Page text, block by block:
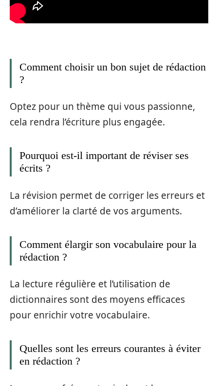
Comment choisir un bon sujet de rédaction
?
Optez pour un thème qui vous passionne,
cela rendra l’écriture plus engagée.
Pourquoi est-il important de réviser ses
écrits ?
La révision permet de corriger les erreurs et
d’améliorer la clarté de vos arguments.
Comment élargir son vocabulaire pour la
rédaction ?
La lecture régulière et l’utilisation de
dictionnaires sont des moyens efficaces
pour enrichir votre vocabulaire.
Quelles sont les erreurs courantes à éviter
en rédaction ?